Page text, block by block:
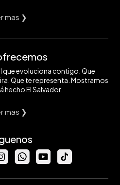
mas ❯
que evoluciona contigo. Que
Que te representa. Mostramos
hecho El Salvador.
mas ❯